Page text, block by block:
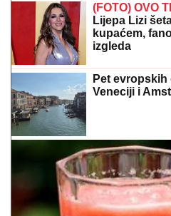
(FOTO) OVO
Lijepa Lizi
kupaćem,
izgleda
Pet
Veneciji i